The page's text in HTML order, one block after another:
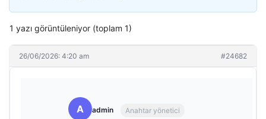
1 yazı görüntüleniyor (toplam 1)
26/06/2026: 4:20 am #24682
A admin Anahtar yönetici